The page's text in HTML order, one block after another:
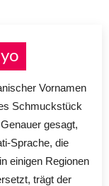
Vornamen
Schmuckstück
gesagt,
Sprache, die
einigen Regionen
trägt der